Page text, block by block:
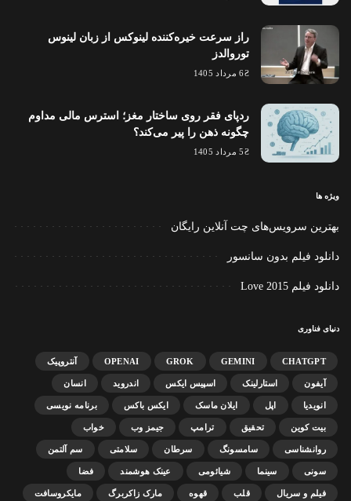
راز سرعت خیره‌کننده لینوکس از زبان لینوس
توروالدز
6 مرداد 1405
ردپای فقر روی ساختار مغز؛ استرس مالی مداوم
چگونه ذهن را پیر می‌کند؟
5 مرداد 1405
ویژه ها
بهترین سرویس‌های چت آنلاین رایگان
دانلود فیلم بدون سانسور
دانلود فیلم Love 2015
دنیای فناوری
CHATGPT
GEMINI
GROK
OPENAI آنتروپیک
آیفون استارلینک اسپیس ایکس اندروید انسان
انویدیا اپل ایلان ماسک ایکس باکس برنامه نویسی
بیت کوین تحقیق ترامپ جیمز وب خواب
روانشناسی سامسونگ سرطان سلامتی سم آلتمن
سونی سینما شیائومی عینک هوشمند فضا
فیلم و سریال قلب قهوه مارک زاکربرگ مایکروسافت